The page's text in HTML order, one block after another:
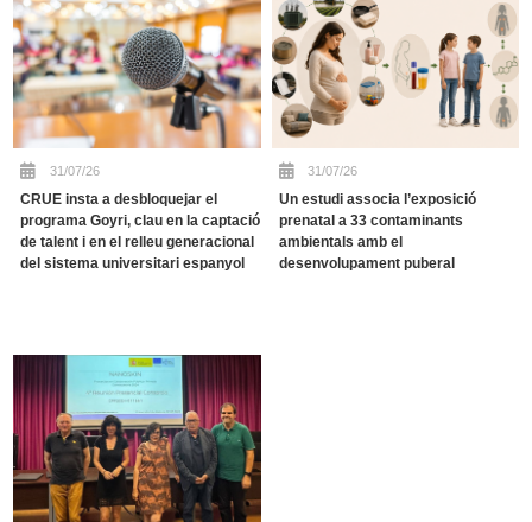
31/07/26
CRUE insta a desbloquejar el
programa Goyri, clau en la captació
de talent i en el relleu generacional
del sistema universitari espanyol
31/07/26
Un estudi associa l’exposició
prenatal a 33 contaminants
ambientals amb el
desenvolupament puberal